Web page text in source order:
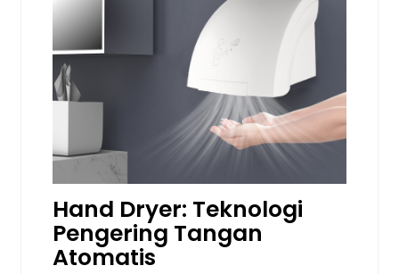
Hand Dryer: Teknologi
Pengering Tangan
Atomatis